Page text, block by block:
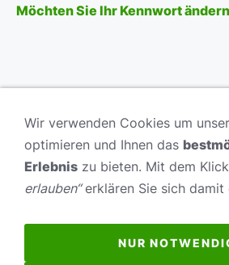
Möchten Sie Ihr Kennwort
Veranstaltungsportal
all rights reserved ©
itn-design
Wir verwenden Cookies um
optimieren und Ihnen das
Erlebnis zu bieten. Mit dem
erlauben“erklären Sie sich damit
NUR